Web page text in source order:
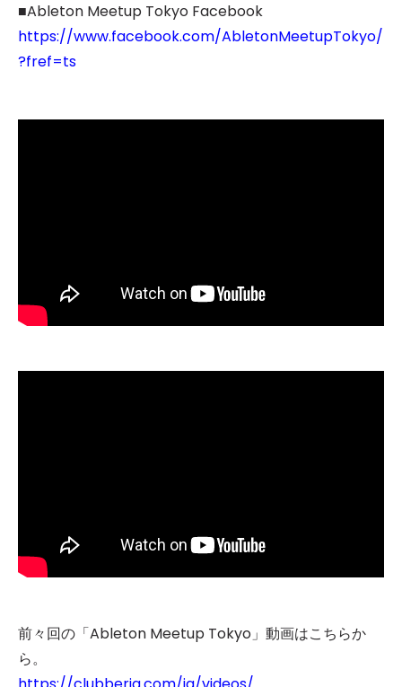
■Ableton Meetup Tokyo Facebook
https://www.facebook.com/AbletonMeetupTokyo/
?fref=ts
前々回の「Ableton Meetup Tokyo」動画はこちらか
ら。